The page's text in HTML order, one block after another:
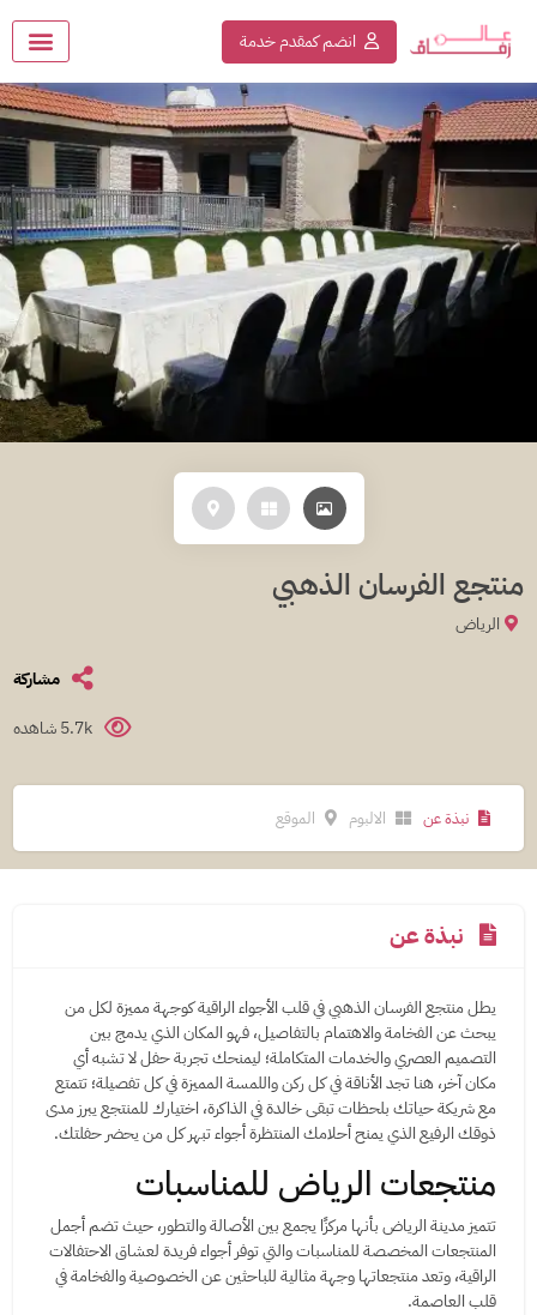
انضم كمقدم خدمة
منتجع الفرسان الذهبي
الرياض
مشاركة
5.7k شاهده
نبذة عن الالبوم الموقع
نبذة عن
يطل منتجع الفرسان الذهبي في قلب الأجواء الراقية كوجهة مميزة لكل من
يبحث عن الفخامة والاهتمام بالتفاصيل، فهو المكان الذي يدمج بين
التصميم العصري والخدمات المتكاملة؛ ليمنحك تجربة حفل لا تشبه أي
مكان آخر، هنا تجد الأناقة في كل ركن واللمسة المميزة في كل تفصيلة؛ تتمتع
مع شريكة حياتك بلحظات تبقى خالدة في الذاكرة، اختيارك للمنتجع يبرز مدى
ذوقك الرفيع الذي يمنح أحلامك المنتظرة أجواء تبهر كل من يحضر حفلتك.
منتجعات الرياض للمناسبات
تتميز مدينة الرياض بأنها مركزًا يجمع بين الأصالة والتطور، حيث تضم أجمل
المنتجعات المخصصة للمناسبات والتي توفر أجواء فريدة لعشاق الاحتفالات
الراقية، وتعد منتجعاتها وجهة مثالية للباحثين عن الخصوصية والفخامة في
قلب العاصمة.